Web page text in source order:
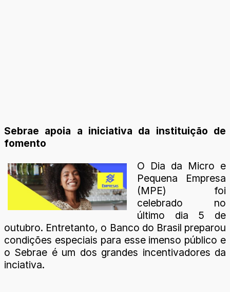
Sebrae apoia a iniciativa da instituição de
fomento
O Dia da Micro e
Pequena Empresa
(MPE) foi
celebrado no
último dia 5 de
outubro. Entretanto, o Banco do Brasil preparou
condições especiais para esse imenso público e
o Sebrae é um dos grandes incentivadores da
inciativa.